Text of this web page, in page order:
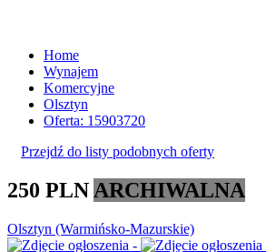
Home
Wynajem
Komercyjne
Olsztyn
Oferta: 15903720
Przejdź do listy podobnych oferty
250 PLN ARCHIWALNA
Olsztyn (Warmińsko-Mazurskie)